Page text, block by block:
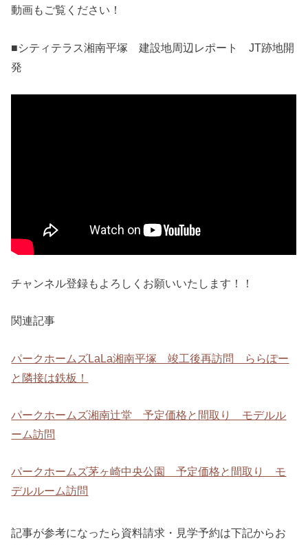
動画もご覧ください！
■シティテラス湘南平塚 建設地周辺レポート JT跡地開
発
チャンネル登録もよろしくお願いいたします！！
関連記事
パークホームズLaLa湘南平塚 竣工後再訪問 ららぽー
と隣接は鉄板！
パークホームズ湘南辻堂 予定価格と間取り モデルル
ーム訪問
パークホームズ茅ヶ崎中央公園 予定価格と間取り モ
デルルーム訪問
記事が参考になったら資料請求・見学予約は下記からお